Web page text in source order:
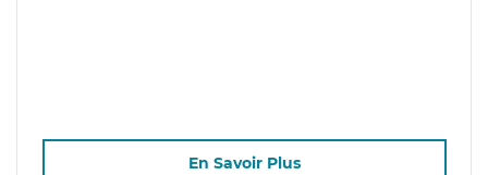
En Savoir Plus